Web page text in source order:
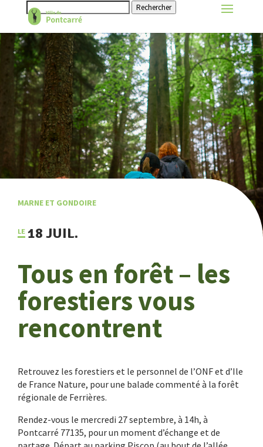
Rechercher
MARNE ET GONDOIRE
18 JUIL.
Tous en forêt – les
forestiers vous
rencontrent
Retrouvez les forestiers et le personnel de l’ONF et d’Ile
de France Nature, pour une balade commenté à la forêt
régionale de Ferrières.
Rendez-vous le mercredi 27 septembre, à 14h, à
Pontcarré 77135, pour un moment d’échange et de